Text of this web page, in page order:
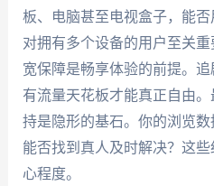
板、电脑甚至电视盒子，能
对拥有多个设备的用户至关
宽保障是畅享体验的前提。
有流量天花板才能真正自由
持是隐形的基石。你的浏览
能否找到真人及时解决？这
心程度。